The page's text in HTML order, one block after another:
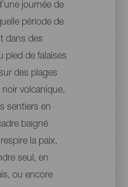
journée de
période de
dans des
pied de falaises
des plages
volcanique,
sentiers en
baigné
la paix,
seul, en
ou encore